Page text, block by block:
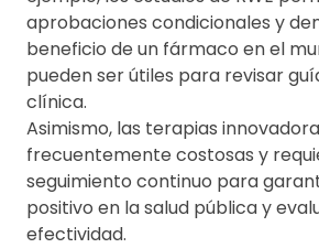
aprobaciones condicionales y
beneficio de un fármaco en el
pueden ser útiles para revisar
clínica.
Asimismo, las terapias
frecuentemente costosas y
seguimiento continuo para
positivo en la salud pública y
efectividad.